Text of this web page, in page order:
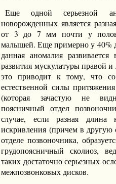
Еще одной серьезной
новорожденных является
от 3 до 7 мм почти у
малышей. Еще примерно у 40%
данная аномалия развивается
развития мускулатуры правой
это приводит к тому, что
естественной силы
(которая зачастую не
поясничный отдел
случае, если разная длина
искривления (причем в другую
отделе позвоночника,
грудопоясничный сколиоз,
таких достаточно серьезных
межпозвонковых дисков.